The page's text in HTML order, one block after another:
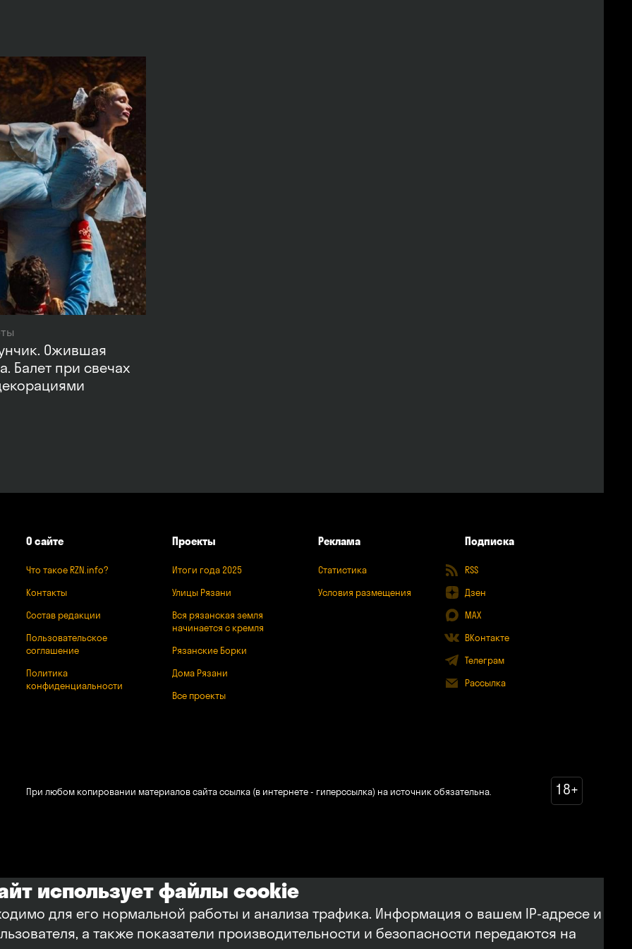
Ожившая
Балет при свечах
О сайте
Что такое RZN.info?
Контакты
Состав редакции
Пользовательское
соглашение
Политика
конфиденциальности
Проекты
Итоги года 2025
Улицы Рязани
Вся рязанская земля
начинается с кремля
Рязанские Борки
Дома Рязани
Все проекты
Реклама
Статистика
Условия размещения
Подписка
RSS
Дзен
MAX
ВКонтакте
Телеграм
Рассылка
При любом копировании материалов сайта ссылка (в интернете - гиперссылка) на источник обязательна. 18+
использует файлы cookie
для его нормальной работы и анализа трафика. Информация о вашем IP-адресе и
а также показатели производительности и безопасности передаются на